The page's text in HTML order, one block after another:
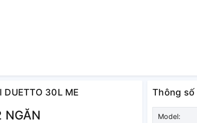
DUETTO 30L ME
NGĂN
Thông
Model: